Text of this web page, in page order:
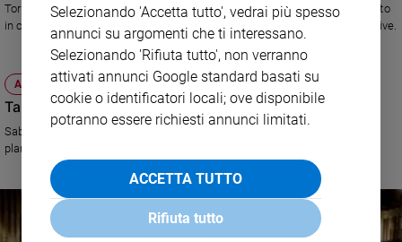
Torna a Verona, dal 3 al 6 novembre, Fieracavalli: un grande appuntamento
in cui il visitatore è chiamato a esprimere il proprio talento in varie iniziative.
ATTUALITÀ
Tante idee per il matrimonio
Sabato 19 a Milano una fiera dedicata a chi sta per dire sì e ai wedding
planner
Selezionando 'Accetta tutto', vedrai più spesso
annunci su argomenti che ti interessano.
Selezionando 'Rifiuta tutto', non verranno
attivati annunci Google standard basati su
cookie o identificatori locali; ove disponibile
potranno essere richiesti annunci limitati.
ACCETTA TUTTO
Rifiuta tutto